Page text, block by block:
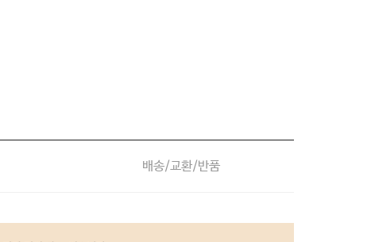
배송/교환/반품